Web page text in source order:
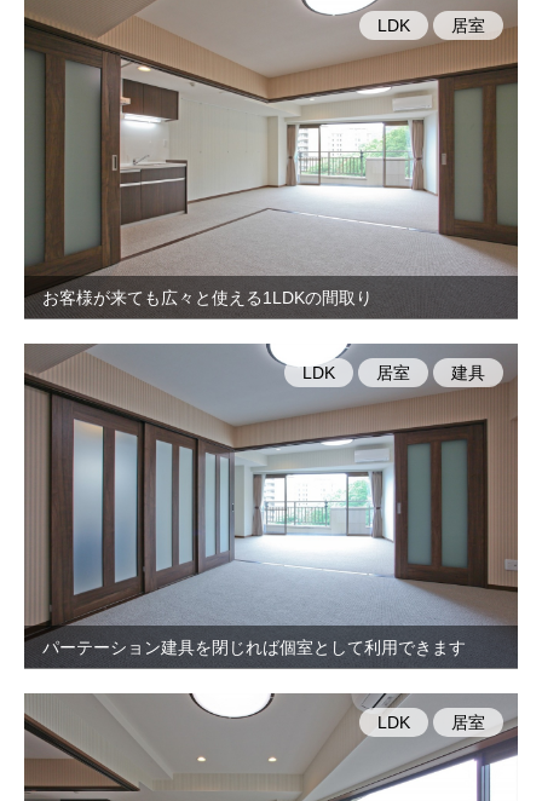
お客様が来ても広々と使える1LDKの間取り
LDK 居室
パーテーション建具を閉じれば個室として利用できます
LDK 居室 建具
LDK 居室